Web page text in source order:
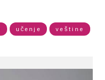
učenje veštine